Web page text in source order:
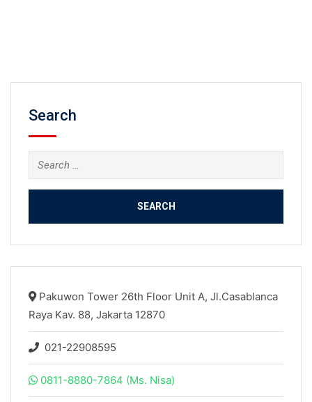
Search
Search
for:
Pakuwon Tower 26th Floor Unit A, Jl.Casablanca
Raya Kav. 88, Jakarta 12870
021-22908595
0811-8880-7864 (Ms. Nisa)